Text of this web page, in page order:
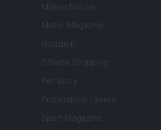
Milano Notizie
Motor Magazine
Notizie.it
Offerte Shopping
Pet Story
Professione Lavoro
Sport Magazine